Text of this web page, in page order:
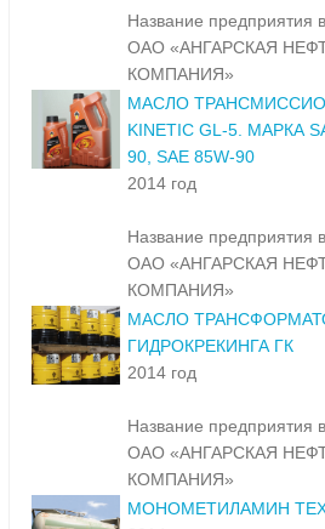
Название предприятия
ОАО «АНГАРСКАЯ
КОМПАНИЯ»
МАСЛО
KINETIC GL-5. МАРКА
90, SAE 85W-90
2014 год
Название предприятия
ОАО «АНГАРСКАЯ
КОМПАНИЯ»
МАСЛО
ГИДРОКРЕКИНГА ГК
2014 год
Название предприятия
ОАО «АНГАРСКАЯ
КОМПАНИЯ»
МОНОМЕТИЛАМИН